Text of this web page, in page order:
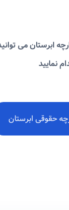
ابرستان می
نمایید
حقوقی ابرستان